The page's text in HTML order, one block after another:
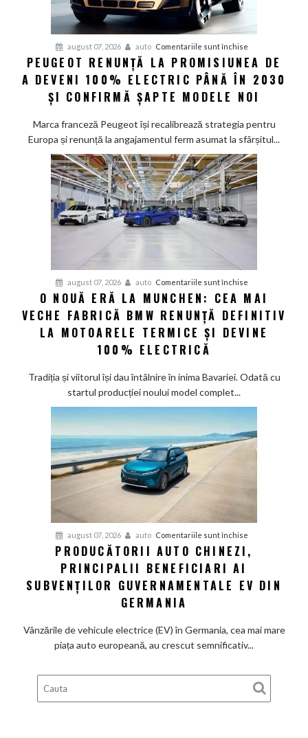
august 07, 2026 auto Comentariile sunt închise
Peugeot
renunță
la
a
100%
electric
până
2030
șapte
noi
PEUGEOT RENUNȚĂ LA PROMISIUNEA DE
A DEVENI 100% ELECTRIC PÂNĂ ÎN 2030
ȘI CONFIRMĂ ȘAPTE MODELE NOI
Marca franceză Peugeot își recalibrează strategia pentru
Europa și renunță la angajamentul ferm asumat la sfârșitul...
august 07, 2026 auto Comentariile sunt închise
O
nouă
eră
BMW
renunță
și
100%
O NOUĂ ERĂ LA MUNCHEN: CEA MAI
VECHE FABRICĂ BMW RENUNȚĂ DEFINITIV
LA MOTOARELE TERMICE ȘI DEVINE
100% ELECTRICĂ
Tradiția și viitorul își dau întâlnire în inima Bavariei. Odată cu
startul producției noului model complet...
august 07, 2026 auto Comentariile sunt închise
chinezi,
din
Germania
PRODUCĂTORII AUTO CHINEZI,
PRINCIPALII BENEFICIARI AI
SUBVENȚILOR GUVERNAMENTALE EV DIN
GERMANIA
Vânzările de vehicule electrice (EV) în Germania, cea mai mare
piața auto europeană, au crescut semnificativ...